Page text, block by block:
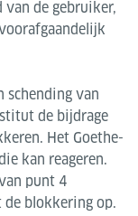
de gebruiker,
schending van
de bijdrage
Het Goethe-
kan reageren.
punt 4
blokkering op.